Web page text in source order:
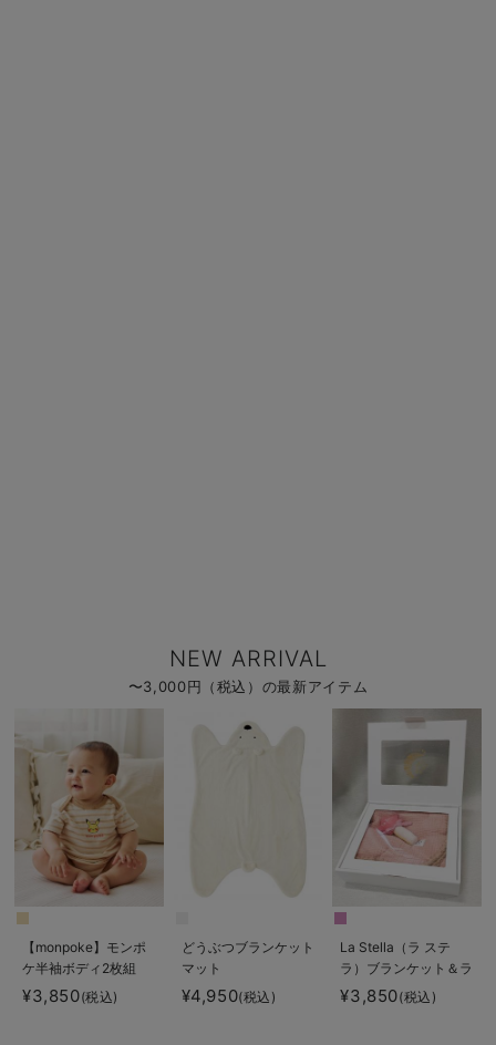
NEW ARRIVAL
〜3,000円（税込）の最新アイテム
【monpoke】モンポ
ケ半袖ボディ2枚組
¥3,850(税込)
どうぶつブランケット
マット
¥4,950(税込)
La Stella（ラ ステ
ラ）ブランケット＆ラ
トル 2点ボックスギ
フトセット
¥3,850(税込)